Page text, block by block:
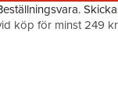
köp för minst 249